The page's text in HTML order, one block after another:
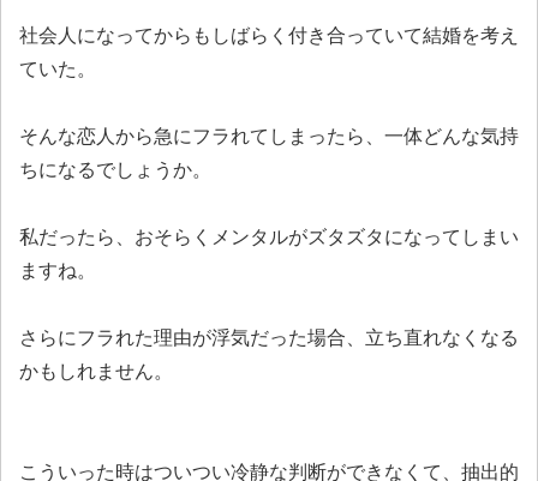
社会人になってからもしばらく付き合っていて結婚を考え
ていた。
そんな恋人から急にフラれてしまったら、一体どんな気持
ちになるでしょうか。
私だったら、おそらくメンタルがズタズタになってしまい
ますね。
さらにフラれた理由が浮気だった場合、立ち直れなくなる
かもしれません。
こういった時はついつい冷静な判断ができなくて、抽出的